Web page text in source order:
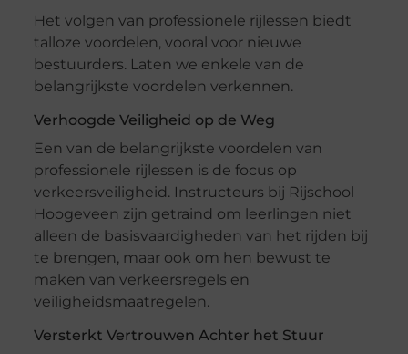
Het volgen van professionele rijlessen biedt
talloze voordelen, vooral voor nieuwe
bestuurders. Laten we enkele van de
belangrijkste voordelen verkennen.
Verhoogde Veiligheid op de Weg
Een van de belangrijkste voordelen van
professionele rijlessen is de focus op
verkeersveiligheid. Instructeurs bij Rijschool
Hoogeveen zijn getraind om leerlingen niet
alleen de basisvaardigheden van het rijden bij
te brengen, maar ook om hen bewust te
maken van verkeersregels en
veiligheidsmaatregelen.
Versterkt Vertrouwen Achter het Stuur